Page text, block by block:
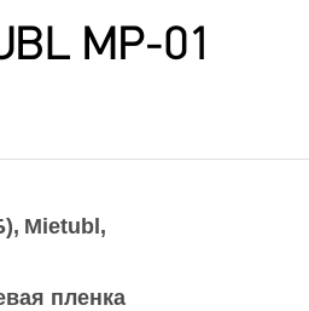
MP-01
Mietubl
пленка